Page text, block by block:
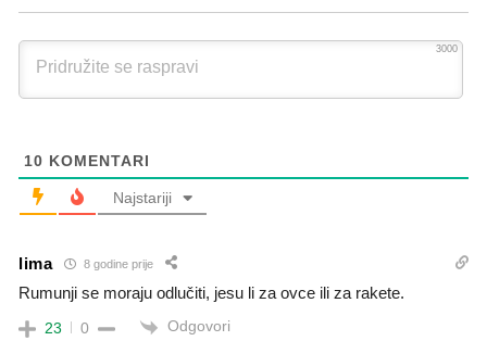
3000
10 KOMENTARI
Najstariji
lima 8 godine prije
Rumunji se moraju odlučiti, jesu li za ovce ili za rakete.
23 0 Odgovori